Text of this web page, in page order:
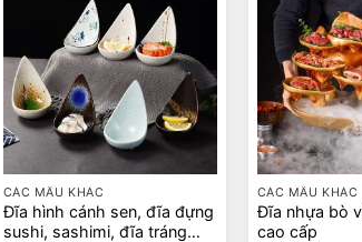
CÁC MẪU KHÁC
Đĩa hình cánh sen, đĩa đựng
sushi, sashimi, đĩa tráng
CÁC MẪU KHÁC
Đĩa nhựa bò
cao cấp